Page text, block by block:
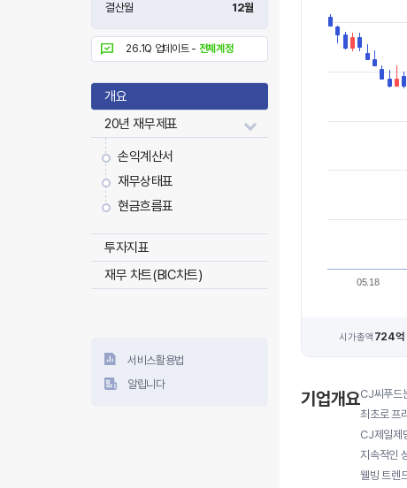
결산월
12월
26.1Q 업데이트 - 전체계정
개요
20년 재무제표
손익계산서
재무상태표
현금흐름표
투자지표
재무 차트(BIC차트)
서비스활용법
알립니다
05.18
시가총액 724억
기업개요CJ씨푸드
최초로 프
CJ제일제
지속적인
웰빙 트렌